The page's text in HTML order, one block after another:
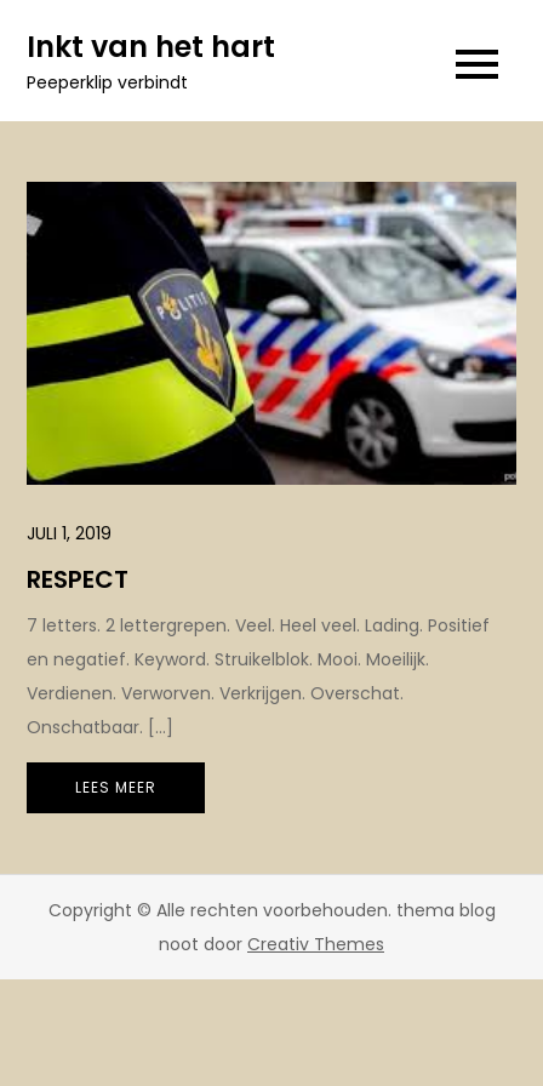
inhoud
Inkt van het hart
Peeperklip verbindt
JULI 1, 2019
RESPECT
7 letters. 2 lettergrepen. Veel. Heel veel. Lading. Positief
en negatief. Keyword. Struikelblok. Mooi. Moeilijk.
Verdienen. Verworven. Verkrijgen. Overschat.
Onschatbaar. […]
LEES MEER
Copyright © Alle rechten voorbehouden. thema blog
noot door Creativ Themes